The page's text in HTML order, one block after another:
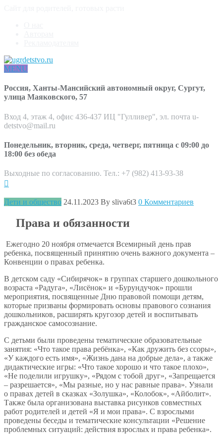
MENU
Россия, Ханты-Мансийский автономный округ, Сургут,
улица Маяковского, 57
Вход 4, этаж 4, офис 436-437 ИЦ "Гулливер", эл. почта u-
detstvo@mail.ru
Понедельник, вторник, среда, четверг, пятница с 09:00 до
18:00 без обеда
Выходные по согласованию. Тел.: +7 (982) 413-93-38
Дети и общество 24.11.2023 By sliva6t3 0 Комментариев
Права и обязанности
Ежегодно 20 ноября отмечается Всемирный день прав
ребенка, посвященный принятию очень важного документа –
Конвенции о правах ребенка.
В детском саду «Сибирячок» в группах старшего дошкольного
возраста «Радуга», «Лисёнок» и «Бурундучок» прошли
мероприятия, посвященные Дню правовой помощи детям,
которые призваны формировать основы правового сознания
дошкольников, расширять кругозор детей и воспитывать
гражданское самосознание.
С детьми были проведены тематические образовательные
занятия: «Что такое права ребёнка», «Как дружить без ссоры»,
«У каждого есть имя», «Жизнь дана на добрые дела», а также
дидактические игры: «Что такое хорошо и что такое плохо»,
«Не поделили игрушку», «Рядом с тобой друг», «Запрещается
– разрешается», «Мы разные, но у нас равные права». Узнали
о правах детей в сказках «Золушка», «Колобок», «Айболит».
Также была организована выставка рисунков совместных
работ родителей и детей «Я и мои права». С взрослыми
проведены беседы и тематические консультации «Решение
проблемных ситуаций: действия взрослых и права ребенка».